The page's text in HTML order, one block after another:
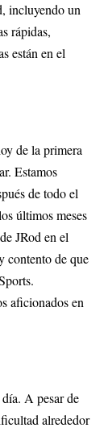
incluyendo un
rápidas,
están en el
de la primera
Estamos
de todo el
últimos meses
JRod en el
contento de que
aficionados en
A pesar de
alrededor